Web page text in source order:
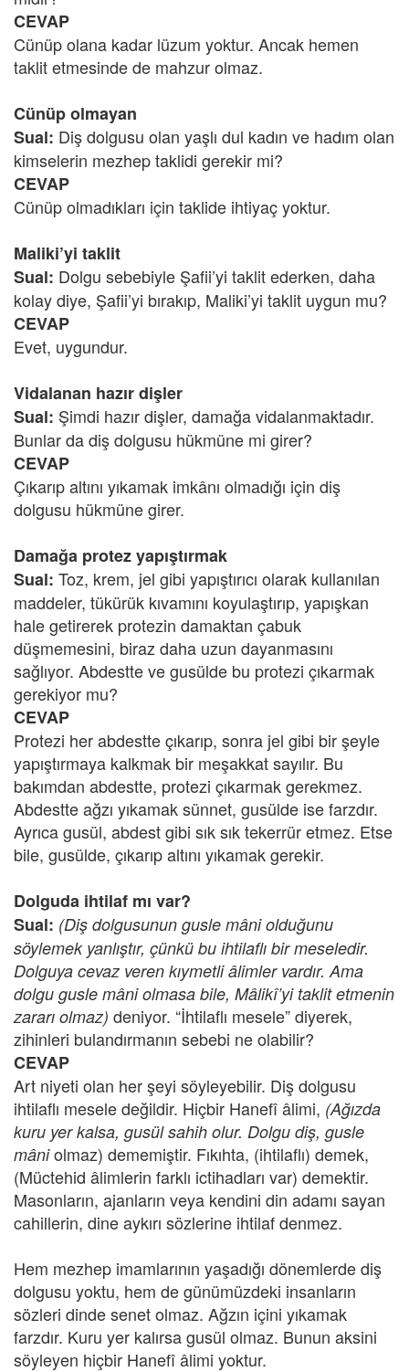
CEVAP
Cünüp olana kadar lüzum yoktur. Ancak hemen
taklit etmesinde de mahzur olmaz.
Cünüp olmayan
Sual: Diş dolgusu olan yaşlı dul kadın ve hadım olan
kimselerin mezhep taklidi gerekir mi?
CEVAP
Cünüp olmadıkları için taklide ihtiyaç yoktur.
Maliki’yi taklit
Sual: Dolgu sebebiyle Şafii’yi taklit ederken, daha
kolay diye, Şafii’yi bırakıp, Maliki’yi taklit uygun mu?
CEVAP
Evet, uygundur.
Vidalanan hazır dişler
Sual: Şimdi hazır dişler, damağa vidalanmaktadır.
Bunlar da diş dolgusu hükmüne mi girer?
CEVAP
Çıkarıp altını yıkamak imkânı olmadığı için diş
dolgusu hükmüne girer.
Damağa protez yapıştırmak
Sual: Toz, krem, jel gibi yapıştırıcı olarak kullanılan
maddeler, tükürük kıvamını koyulaştırıp, yapışkan
hale getirerek protezin damaktan çabuk
düşmemesini, biraz daha uzun dayanmasını
sağlıyor. Abdestte ve gusülde bu protezi çıkarmak
gerekiyor mu?
CEVAP
Protezi her abdestte çıkarıp, sonra jel gibi bir şeyle
yapıştırmaya kalkmak bir meşakkat sayılır. Bu
bakımdan abdestte, protezi çıkarmak gerekmez.
Abdestte ağzı yıkamak sünnet, gusülde ise farzdır.
Ayrıca gusül, abdest gibi sık sık tekerrür etmez. Etse
bile, gusülde, çıkarıp altını yıkamak gerekir.
Dolguda ihtilaf mı var?
Sual: (Diş dolgusunun gusle mâni olduğunu
söylemek yanlıştır, çünkü bu ihtilaflı bir meseledir.
Dolguya cevaz veren kıymetli âlimler vardır. Ama
dolgu gusle mâni olmasa bile, Mâlikî’yi taklit etmenin
zararı olmaz) deniyor. “İhtilaflı mesele” diyerek,
zihinleri bulandırmanın sebebi ne olabilir?
CEVAP
Art niyeti olan her şeyi söyleyebilir. Diş dolgusu
ihtilaflı mesele değildir. Hiçbir Hanefî âlimi, (Ağızda
kuru yer kalsa, gusül sahih olur. Dolgu diş, gusle
mâniolmaz) dememiştir. Fıkıhta, (ihtilaflı) demek,
(Müctehid âlimlerin farklı ictihadları var) demektir.
Masonların, ajanların veya kendini din adamı sayan
cahillerin, dine aykırı sözlerine ihtilaf denmez.
Hem mezhep imamlarının yaşadığı dönemlerde diş
dolgusu yoktu, hem de günümüzdeki insanların
sözleri dinde senet olmaz. Ağzın içini yıkamak
farzdır. Kuru yer kalırsa gusül olmaz. Bunun aksini
söyleyen hiçbir Hanefî âlimi yoktur.